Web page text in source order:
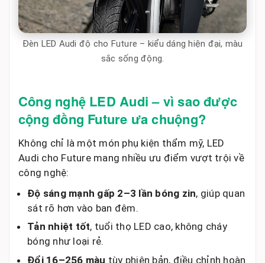
Đèn LED Audi độ cho Future – kiểu dáng hiện đại, màu
sắc sống động.
Công nghệ LED Audi – vì sao được
cộng đồng Future ưa chuộng?
Không chỉ là một món phụ kiện thẩm mỹ, LED
Audi cho Future mang nhiều ưu điểm vượt trội về
công nghệ:
Độ sáng mạnh gấp 2–3 lần bóng zin, giúp quan
sát rõ hơn vào ban đêm.
Tản nhiệt tốt, tuổi thọ LED cao, không cháy
bóng như loại rẻ.
Đổi 16–256 màu tùy phiên bản, điều chỉnh hoàn